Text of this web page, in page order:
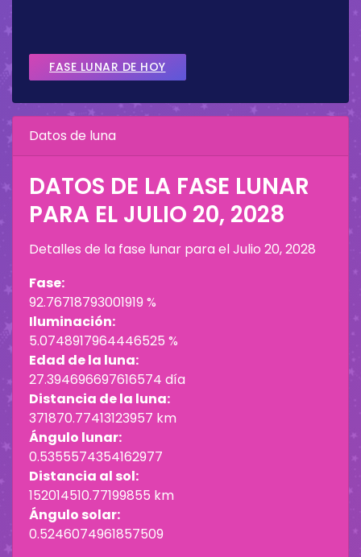
FASE LUNAR DE HOY
Datos de luna
DATOS DE LA FASE LUNAR
PARA EL JULIO 20, 2028
Detalles de la fase lunar para elJulio 20, 2028
Fase:
92.76718793001919 %
Iluminación:
5.0748917964446525 %
Edad de la luna:
27.394696697616574 día
Distancia de la luna:
371870.77413123957 km
Ángulo lunar:
0.5355574354162977
Distancia al sol:
152014510.77199855 km
Ángulo solar:
0.5246074961857509